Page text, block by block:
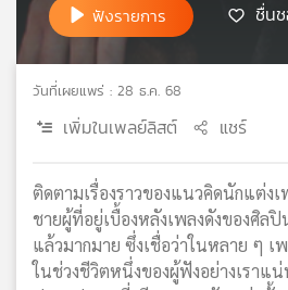
แผนที่
วิทยุ
เครือ
ข่าย
ฟังรายการ ชื่น
วันที่เผยแพร่ : 28 ธ.ค. 68
เพิ่มในเพลย์ลิสต์ แชร์
ติดตามเรื่องราวของแนวคิดนักแต่งเ
ชายผู้ที่อยู่เบื้องหลังเพลงดังของศิล
แล้วมากมาย ซึ่งเชื่อว่าในหลาย ๆ เ
ในช่วงชีวิตหนึ่งของผู้ฟังอย่างเราแ